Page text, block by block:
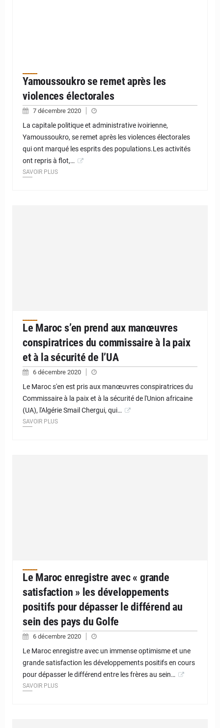
Yamoussoukro se remet après les
violences électorales
7 décembre 2020
La capitale politique et administrative ivoirienne,
Yamoussoukro, se remet après les violences électorales
qui ont marqué les esprits des populations.Les activités
ont repris à flot,…
SAVOIR PLUS
Le Maroc s’en prend aux manœuvres
conspiratrices du commissaire à la paix
et à la sécurité de l’UA
6 décembre 2020
Le Maroc s'en est pris aux manœuvres conspiratrices du
Commissaire à la paix et à la sécurité de l'Union africaine
(UA), l'Algérie Smail Chergui, qui…
SAVOIR PLUS
Le Maroc enregistre avec « grande
satisfaction » les développements
positifs pour dépasser le différend au
sein des pays du Golfe
6 décembre 2020
Le Maroc enregistre avec un immense optimisme et une
grande satisfaction les développements positifs en cours
pour dépasser le différend entre les frères au sein…
SAVOIR PLUS